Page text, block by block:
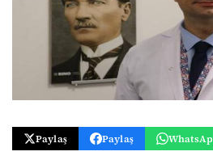
Paylaş Paylaş